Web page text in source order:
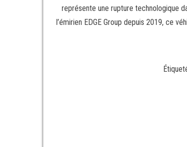
représente une rupture technologique
l’émirien EDGE Group depuis 2019, ce